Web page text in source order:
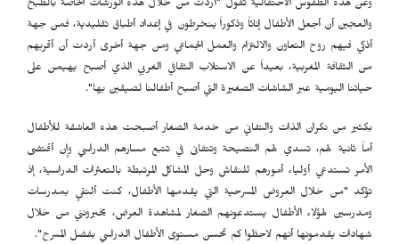
وعن هذه الطقوس الاحتفالية تقول "أردت من خلال هذه الورشات الخاصة بالطبخ
والعجين أن أجعل الأطفال إناثاً وذكوراً ينخرطون في إعداد أطباق تقليدية، فمن جهة
أذكي فيهم روح التعاون والالتزام والعمل الجماعي ومن جهة أخرى أردت أن أقربهم
من الثقافة المغربية، بعيداً عن الاستلاب الثقافي الغربي الذي أصبح يهيمن على
حياتنا اليومية عبر الشاشات الصغيرة التي أصبح أطفالنا لصيقين بها".
بكثير من نكران الذات والتفاني من خدمة الصغار أصبحت هذه العاشقة للأطفال
أماً ثانية لهم، تسدي لهم النصيحة وتتفانى في تتبع مسارهم الدراسي وإن أقتضى
الأمر تستدعي أولياء أمورهم للنقاش وحل المشاكل المرتبطة بالتعثرات الدراسية، إذ
تؤكد "من خلال العروض المسرحية التي يقدمها الأطفال، كنت ألتقي بمدرسات
ومدرسين لهؤلاء الأطفال يستدعونهم الصغار لمشاهدة العرض، يخبرونني من خلال
شهادات يقدمونها أنهم لاحظوا كم تحسن مستوى الأطفال الدراسي بفضل المسرح".